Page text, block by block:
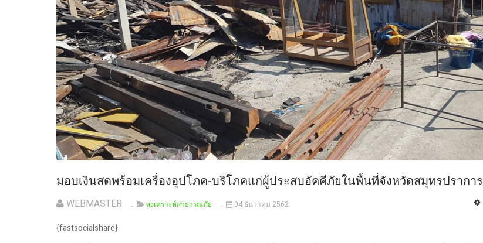
มอบเงินสดพร้อมเครื่องอุปโภค-บริโภคแก่ผู้ประสบอัคคีภัยในพื้นที่จังหวัดสมุทรปราการ
WEBMASTER สงเคราะห์สาธารณภัย 04 ธันวาคม 2562
{fastsocialshare}